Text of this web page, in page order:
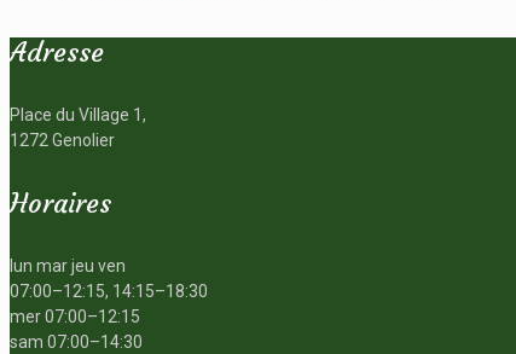
Adresse
Place du Village 1,
1272 Genolier
Horaires
lun mar jeu ven
07:00–12:15, 14:15–18:30
mer 07:00–12:15
sam 07:00–14:30